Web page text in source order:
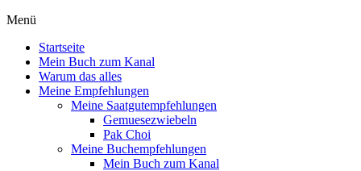
Menü
Startseite
Mein Buch zum Kanal
Warum das alles
Meine Empfehlungen
Meine Saatgutempfehlungen
Gemuesezwiebeln
Pak Choi
Meine Buchempfehlungen
Mein Buch zum Kanal